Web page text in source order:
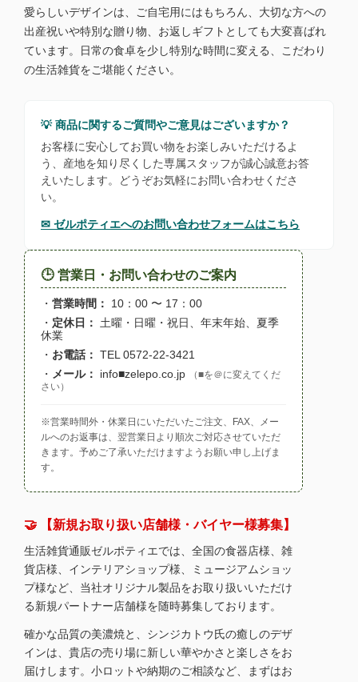
愛らしいデザインは、ご自宅用にはもちろん、大切な方への
出産祝いや特別な贈り物、お返しギフトとしても大変喜ばれ
ています。日常の食卓を少し特別な時間に変える、こだわり
の生活雑貨をご堪能ください。
💡 商品に関するご質問やご意見はございますか？
お客様に安心してお買い物をお楽しみいただけるよ
う、産地を知り尽くした専属スタッフが誠心誠意お答
えいたします。どうぞお気軽にお問い合わせくださ
い。
✉ ゼルポティエへのお問い合わせフォームはこちら
🕒 営業日・お問い合わせのご案内
・ 営業時間：
10：00 〜 17：00
・ 定休日：
土曜・日曜・祝日、年末年始、夏季
休業
・ お電話： TEL 0572-22-3421
・ メール： info■zelepo.co.jp
（■を＠に変えてくだ
さい）
※営業時間外・休業日にいただいたご注文、FAX、メー
ルへのお返事は、翌営業日より順次ご対応させていただ
きます。予めご了承いただけますようお願い申し上げま
す。
🤝 【新規お取り扱い店舗様・バイヤー様募集】
生活雑貨通販ゼルポティエでは、全国の食器店様、雑
貨店様、インテリアショップ様、ミュージアムショッ
プ様など、当社オリジナル製品をお取り扱いいただけ
る新規パートナー店舗様を随時募集しております。
確かな品質の美濃焼と、シンジカトウ氏の癒しのデザ
インは、貴店の売り場に新しい華やかさと楽しさをお
届けします。小ロットや納期のご相談など、まずはお